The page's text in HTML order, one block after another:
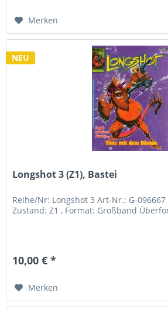
Merken
NEU
Longshot 3 (Z1), Bastei
Reihe/Nr: Longshot 3 Art-Nr.: G-096667
Zustand: Z1 , Format: Großband
10,00 € *
Merken